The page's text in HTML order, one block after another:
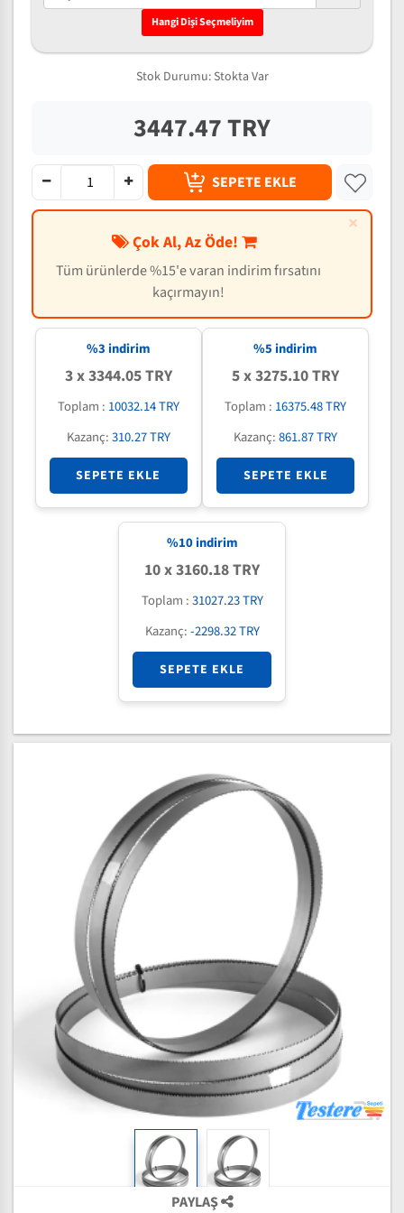
Hangi Dişi Seçmeliyim
Stok Durumu: Stokta Var
3447.47 TRY
SEPETE EKLE
×
Çok Al, Az Öde!
Tüm ürünlerde %15'e varan indirim fırsatını
kaçırmayın!
%3 indirim
3 x 3344.05 TRY
Toplam : 10032.14 TRY
Kazanç:310.27 TRY
SEPETE EKLE
%5 indirim
5 x 3275.10 TRY
Toplam : 16375.48 TRY
Kazanç:861.87 TRY
SEPETE EKLE
%10indirim
10 x 3160.18 TRY
Toplam :31027.23 TRY
Kazanç:-2298.32 TRY
SEPETE EKLE
PAYLAŞ